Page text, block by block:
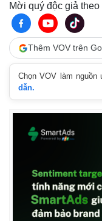
Mời quý độc giả
Thêm VOV trên
Chọn VOV làm
dẫn.